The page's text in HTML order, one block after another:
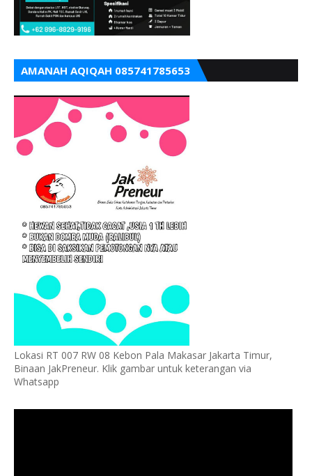
AMANAH AQIQAH 085741785653
Lokasi RT 007 RW 08 Kebon Pala Makasar Jakarta Timur,
Binaan JakPreneur. Klik gambar untuk keterangan via
Whatsapp